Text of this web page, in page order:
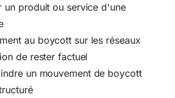
un produit ou service d'une
au boycott sur les réseaux
de rester factuel
un mouvement de boycott